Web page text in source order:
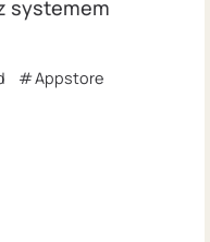
systemem
Appstore